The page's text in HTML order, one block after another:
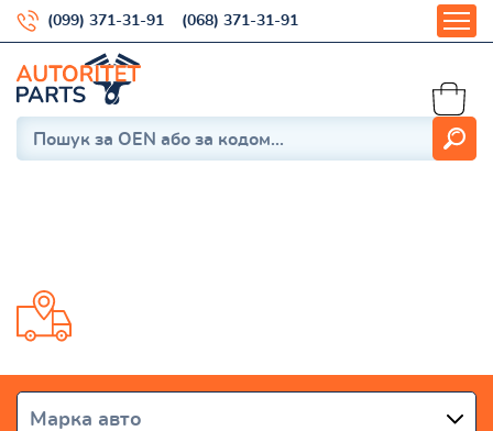
(099) 371-31-91 (068) 371-31-91
Марка авто